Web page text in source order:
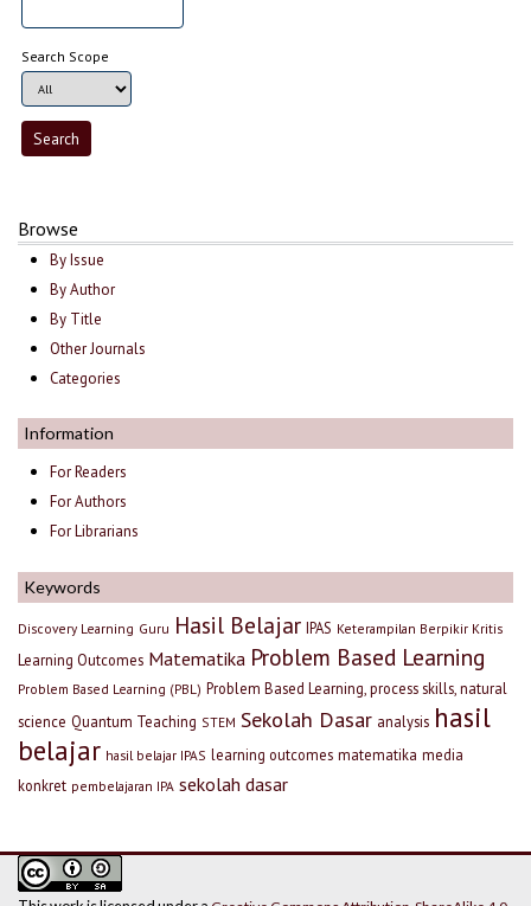
Search Scope
Browse
By Issue
By Author
By Title
Other Journals
Categories
Information
For Readers
For Authors
For Librarians
Keywords
Discovery Learning Guru Hasil Belajar IPAS Keterampilan Berpikir Kritis
Learning Outcomes Matematika Problem Based Learning
Problem Based Learning (PBL) Problem Based Learning, process skills, natural
science Quantum Teaching STEM Sekolah Dasar analysis hasil
belajar hasil belajar IPAS learning outcomes matematika media
konkret pembelajaran IPA sekolah dasar